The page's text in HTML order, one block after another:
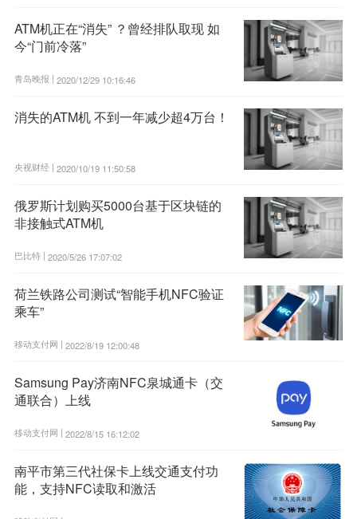
ATM机正在“消失” ？曾经排队取现 如
今“门前冷落”
青岛晚报 | 2020/12/29 10:16:46
消失的ATM机 不到一年减少超4万台！
央视财经 | 2020/10/19 11:50:58
俄罗斯计划购买5000台基于区块链的
非接触式ATM机
巴比特 | 2020/5/26 17:07:02
荷兰铁路公司测试“智能手机NFC验证
乘车”
移动支付网 | 2022/8/19 12:00:48
Samsung Pay济南NFC泉城通卡（交
通联合）上线
移动支付网 | 2022/8/15 16:12:02
南平市第三代社保卡上线交通支付功
能，支持NFC读取和激活